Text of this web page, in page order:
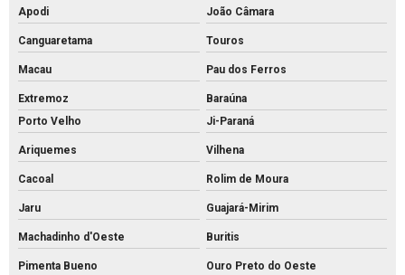
Apodi João Câmara
Canguaretama Touros
Macau Pau dos Ferros
Extremoz
Baraúna
Porto Velho
Ji-Paraná
Ariquemes Vilhena
Cacoal Rolim de Moura
Jaru Guajará-Mirim
Machadinho d'Oeste Buritis
Pimenta Bueno Ouro Preto do Oeste